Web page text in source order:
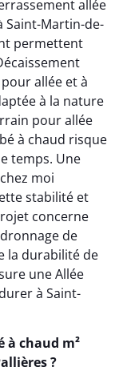
allée
Saint-Martin-de-
permettent
allée et à
à la nature
pour allée
à chaud risque
temps. Une
moi
stabilité et
concerne
de
la durabilité de
une Allée
à Saint-
à chaud m²
?